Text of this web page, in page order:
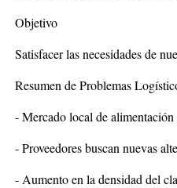
Objetivo
Satisfacer las necesidades de
Resumen de Problemas
- Mercado local de
- Proveedores buscan nuevas
- Aumento en la densidad del